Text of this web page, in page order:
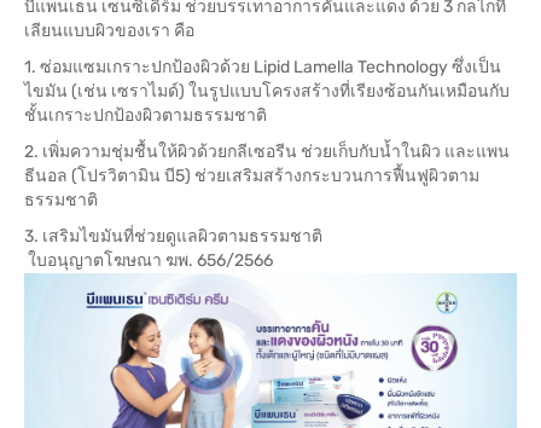
บีแพนเธน เซนซิเดิร์ม ช่วยบรรเทาอาการคันและแดง ด้วย 3 กลไกที่
เลียนแบบผิวของเรา คือ
1. ซ่อมแซมเกราะปกป้องผิวด้วย Lipid Lamella Technology ซึ่งเป็น
ไขมัน (เช่น เซราไมด์) ในรูปแบบโครงสร้างที่เรียงซ้อนกันเหมือนกับ
ชั้นเกราะปกป้องผิวตามธรรมชาติ
2. เพิ่มความชุ่มชื้นให้ผิวด้วยกลีเซอรีน ช่วยเก็บกับน้ำในผิว และแพน
ธีนอล (โปรวิตามิน บี5) ช่วยเสริมสร้างกระบวนการฟื้นฟูผิวตาม
ธรรมชาติ
3. เสริมไขมันที่ช่วยดูแลผิวตามธรรมชาติ
ใบอนุญาตโฆษณา ฆพ. 656/2566